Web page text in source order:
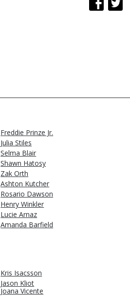
Freddie Prinze Jr.
Julia Stiles
Selma Blair
Shawn Hatosy
Zak Orth
Ashton Kutcher
Rosario Dawson
Henry Winkler
Lucie Arnaz
Amanda Barfield
Kris Isacsson
Jason Kliot
Joana Vicente